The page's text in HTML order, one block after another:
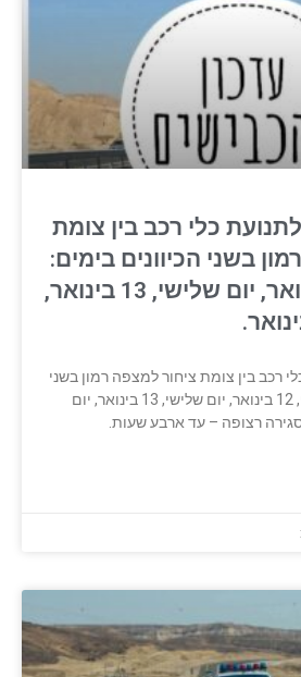
יסגר לתנועת כלי רכב בין צומת
בשני הכיוונים בימים:
יום שני, 12 בינואר, יום שלישי, 13 בינואר,
כלי רכב בין צומת ציחור למצפה רמון בשני
הכיוונים בימים: יום שני, 12 בינואר, יום שלישי, 13 בינואר, יום